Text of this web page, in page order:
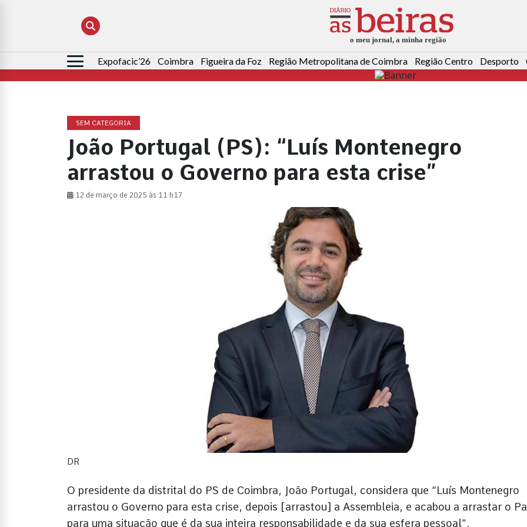
Pesquisar
por:
Expofacic’26 Coimbra Figueira da Foz Região Metropolitana de Coimbra Região Centro Desporto
SEM CATEGORIA
João Portugal (PS): “Luís Montenegro
arrastou o Governo para esta crise”
12 de março de 2025 às 11 h17
DR
O presidente da distrital do PS de Coimbra, João Portugal, considera que “Luís Montenegro
arrastou o Governo para esta crise, depois [arrastou] a Assembleia, e acabou a arrastar o
para uma situação que é da sua inteira responsabilidade e da sua esfera pessoal”.